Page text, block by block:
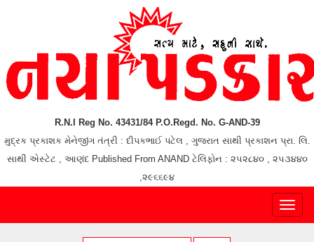
R.N.I Reg No. 43431/84 P.O.Regd. No. G-AND-39
મુદ્રક પ્રકાશક મેનેજીંગ તંત્રી : દીપકભાઈ પટેલ , ગુજરાત સાથી પ્રકાશન પ્રા. લિ.
સાથી એસ્ટેટ , આણંદ Published From ANAND ટેલિફોન : ૨૫૨૮૪૦ , ૨૫૩૪૪૦
,૨૯૬૬૯૪